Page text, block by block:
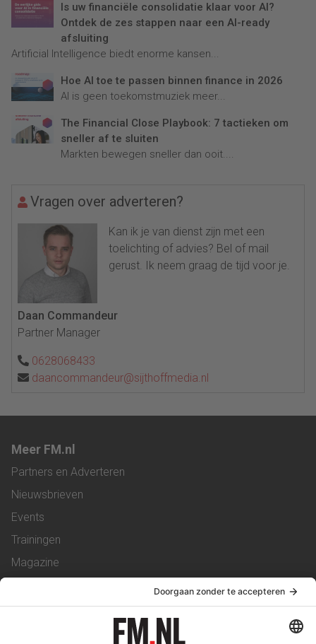
Is uw financiële consolidatie klaar voor AI?
Ontdek de zes stappen naar een AI-ready
afsluiting
Artificial Intelligence biedt enorme kansen...
Hoe AI toe te passen binnen finance in 2026
AI is geen toekomstmuziek meer...
The Financial Close Playbook: 7 tactieken om
sneller af te sluiten
Markten bewegen sneller dan ooit....
Vragen over adverteren?
Kan ik je van dienst zijn met een
toelichting of advies? Bel of mail
gerust. Ik neem graag de tijd voor je.
Daan Commandeur
Partner Manager
0628068433
daancommandeur@sijthoffmedia.nl
Meer FM.nl
Partners en Adverteren
Nieuwsbrieven
Events
Trainingen
Magazine
Service & Contact